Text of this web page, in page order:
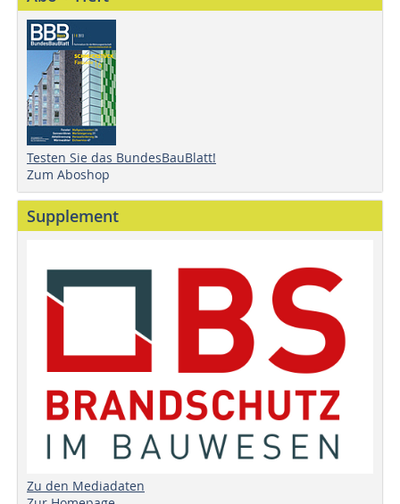
Testen Sie das BundesBauBlatt!
Zum Aboshop
Supplement
Zu den Mediadaten